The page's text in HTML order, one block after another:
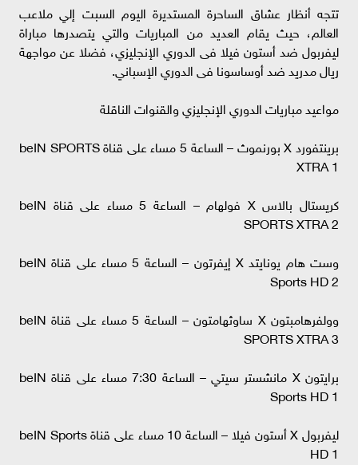
تتجه أنظار عشاق الساحرة المستديرة اليوم السبت إلي ملاعب
العالم، حيث يقام العديد من المباريات والتي يتصدرها مباراة
ليفربول ضد أستون فيلا فى الدوري الإنجليزي، فضلا عن مواجهة
ريال مدريد ضد أوساسونا فى الدوري الإسباني.
مواعيد مباريات الدوري الإنجليزي والقنوات الناقلة
برينتفورد X بورنموث – الساعة 5 مساء على قناة beIN SPORTS
XTRA 1
كريستال بالاس X فولهام – الساعة 5 مساء على قناة beIN
SPORTS XTRA 2
وست هام يونايتد X إيفرتون – الساعة 5 مساء على قناة beIN
Sports HD 2
وولفرهامبتون X ساوثهامتون – الساعة 5 مساء على قناة beIN
SPORTS XTRA 3
برايتون X مانشستر سيتي – الساعة 7:30 مساء على قناة beIN
Sports HD 1
ليفربول X أستون فيلا – الساعة 10 مساء على قناة beIN Sports
HD 1